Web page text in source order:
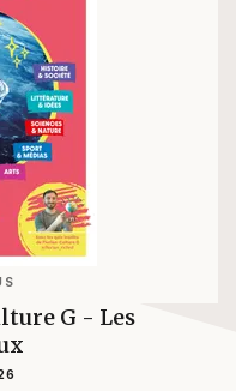
G - Les